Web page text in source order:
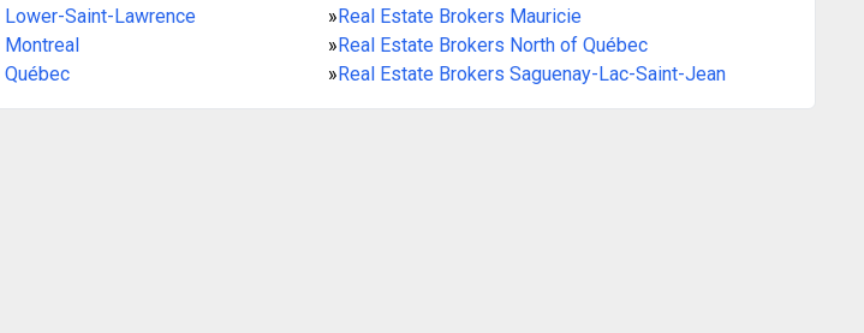
Saint-Lawrence »Real Estate Brokers Mauricie
Montreal »Real Estate Brokers North of Québec
»Real Estate Brokers Saguenay-Lac-Saint-Jean